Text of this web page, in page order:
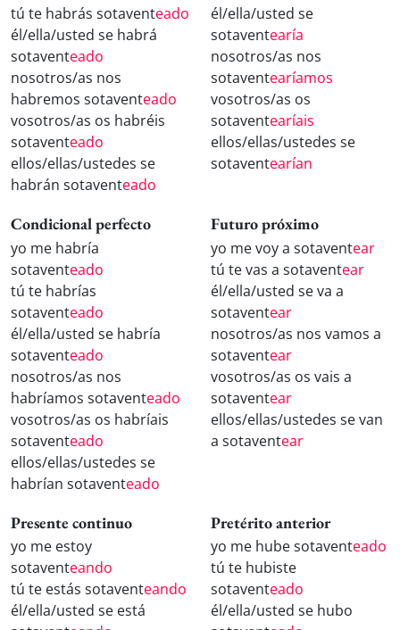
tú te habrás sotaventeado
él/ella/usted se habrá
sotaventeado
nosotros/as nos
habremos sotaventeado
vosotros/as os habréis
sotaventeado
ellos/ellas/ustedes se
habrán sotaventeado
él/ella/usted se
sotaventearía
nosotros/as nos
sotaventearíamos
vosotros/as os
sotaventearíais
ellos/ellas/ustedes se
sotaventearían
Condicional perfecto
yo me habría
sotaventeado
tú te habrías
sotaventeado
él/ella/usted se habría
sotaventeado
nosotros/as nos
habríamos sotaventeado
vosotros/as os habríais
sotaventeado
ellos/ellas/ustedes se
habrían sotaventeado
Futuro próximo
yo me voy a sotaventear
tú te vas a sotaventear
él/ella/usted se va a
sotaventear
nosotros/as nos vamos a
sotaventear
vosotros/as os vais a
sotaventear
ellos/ellas/ustedes se van
a sotaventear
Presente continuo
yo me estoy
sotaventeando
tú te estás sotaventeando
él/ella/usted se está
Pretérito anterior
yo me hube sotaventeado
tú te hubiste
sotaventeado
él/ella/usted se hubo